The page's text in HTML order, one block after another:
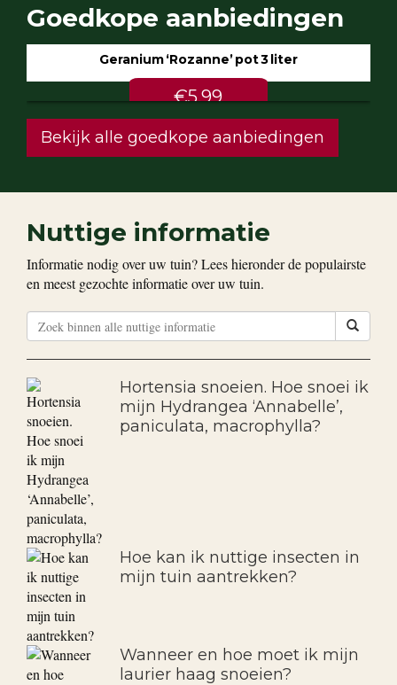
Goedkope aanbiedingen
Geranium ‘Rozanne’ pot 3 liter
€5.99
Bekijk alle goedkope aanbiedingen
Nuttige informatie
Informatie nodig over uw tuin? Lees hieronder de populairste
en meest gezochte informatie over uw tuin.
Hortensia snoeien. Hoe snoei ik
mijn Hydrangea ‘Annabelle’,
paniculata, macrophylla?
Hoe kan ik nuttige insecten in
mijn tuin aantrekken?
Wanneer en hoe moet ik mijn
laurier haag snoeien?